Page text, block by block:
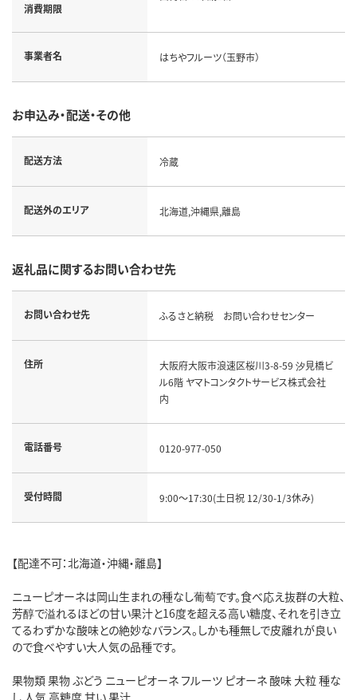
消費期限
事業者名 はちやフルーツ（玉野市）
お申込み・配送・その他
配送方法 冷蔵
配送外のエリア 北海道,沖縄県,離島
返礼品に関するお問い合わせ先
お問い合わせ先 ふるさと納税 お問い合わせセンター
住所
大阪府大阪市浪速区桜川3-8-59 汐見橋ビ
ル6階 ヤマトコンタクトサービス株式会社
内
電話番号 0120-977-050
受付時間 9:00～17:30(土日祝 12/30-1/3休み)
【配達不可：北海道・沖縄・離島】
ニューピオーネは岡山生まれの種なし葡萄です。食べ応え抜群の大粒、
芳醇で溢れるほどの甘い果汁と16度を超える高い糖度、それを引き立
てるわずかな酸味との絶妙なバランス。しかも種無しで皮離れが良い
ので食べやすい大人気の品種です。
果物類 果物 ぶどう ニューピオーネ フルーツ ピオーネ 酸味 大粒 種な
し 人気 高糖度 甘い 果汁